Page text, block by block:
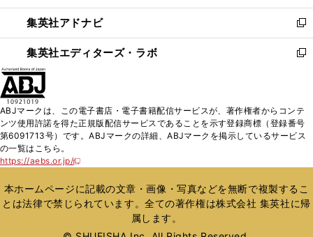
開
く
ウ
で
開
く
ン
ド
ウ
で
ウ
ィ
ン
ド
く
集英社アドナビ
新
し
い
ド
ウ
で
集英社エディターズ・ラボ
新
ィ
ン
ド
開
く
ABJマークは、この電子書店・電子書籍配信サービスが、著作権者からコンテ
ンツ使用許諾を得た正規版配信サービスであることを示す登録商標（登録番号
第6091713号）です。ABJマークの詳細、ABJマークを掲示しているサービス
の一覧はこちら。
https://aebs.or.jp/
新
い
ウ
ィ
本ホームページに記載の文章・画像・写真などを無断で複製するこ
とは法律で禁じられています。全ての著作権は株式会社 集英社に帰
属します。